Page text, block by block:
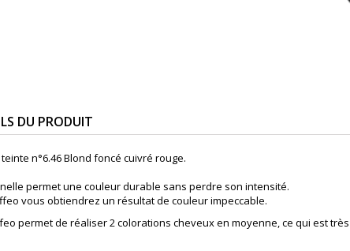
DU PRODUIT
n°6.46 Blond foncé cuivré rouge.
permet une couleur durable sans perdre son intensité.
vous obtiendrez un résultat de couleur impeccable.
permet de réaliser 2 colorations cheveux en moyenne, ce qui est